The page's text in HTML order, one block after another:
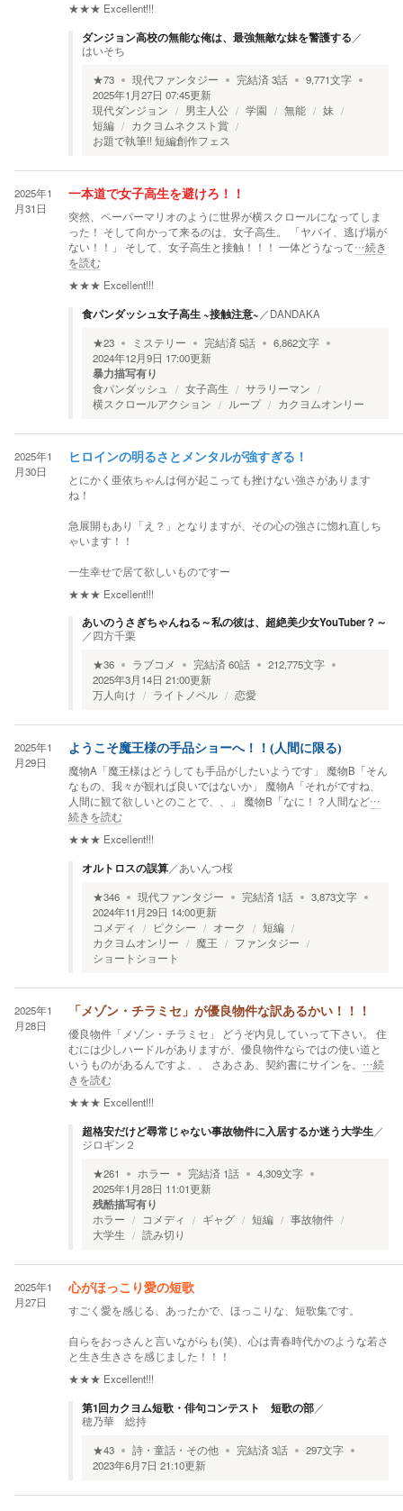
★★★ Excellent!!!
ダンジョン高校の無能な俺は、最強無敵な妹を警護する ／
はいそち
★73 現代ファンタジー 完結済3話 9,771文字
2025年1月27日 07:45更新
現代ダンジョン
男主人公 学園 無能
妹
短編
カクヨムネクスト賞
お題で執筆!! 短編創作フェス
2025年1
月31日
一本道で女子高生を避けろ！！
突然、ペーパーマリオのように世界が横スクロールになってしま
った！ そして向かって来るのは、女子高生。 「ヤバイ、逃げ場が
ない！！」 そして、女子高生と接触！！！ 一体どうなって…続き
を読む
★★★ Excellent!!!
食パンダッシュ女子高生 ~接触注意~ ／DANDAKA
★23 ミステリー 完結済5話 6,862文字
2024年12月9日 17:00更新
暴力描写有り
食パンダッシュ 女子高生
サラリーマン
横スクロールアクション
ループ カクヨムオンリー
2025年1
月30日
ヒロインの明るさとメンタルが強すぎる！
とにかく亜依ちゃんは何が起こっても挫けない強さがあります
ね！
急展開もあり「え？」となりますが、その心の強さに惚れ直しち
ゃいます！！
一生幸せで居て欲しいものですー
★★★ Excellent!!!
あいのうさぎちゃんねる～私の彼は、超絶美少女YouTuber？～
／四方千栗
★36 ラブコメ 完結済60話 212,775文字
2025年3月14日 21:00更新
万人向け
ライトノベル 恋愛
2025年1
月29日
ようこそ魔王様の手品ショーへ！！(人間に限る)
魔物A「魔王様はどうしても手品がしたいようです」 魔物B「そん
なもの、我々が観れば良いではないか」 魔物A「それがですね、
人間に観て欲しいとのことで、、」 魔物B「なに！？人間など…
続きを読む
★★★ Excellent!!!
オルトロスの誤算／あいんつ桜
★346 現代ファンタジー 完結済 1話 3,873文字
2024年11月29日 14:00更新
コメディ
ピクシー オーク
短編
カクヨムオンリー
魔王
ファンタジー
ショートショート
2025年1
月28日
「メゾン・チラミセ」が優良物件な訳あるかい！！！
優良物件「メゾン・チラミセ」 どうぞ内見していって下さい。 住
むには少しハードルがありますが、優良物件ならではの使い道と
いうものがあるんですよ、、 さあさあ、契約書にサインを。 …続
きを読む
★★★ Excellent!!!
超格安だけど尋常じゃない事故物件に入居するか迷う大学生／
ジロギン２
★261 ホラー 完結済 1話 4,309文字
2025年1月28日 11:01更新
残酷描写有り
ホラー コメディ ギャグ 短編
事故物件
大学生
読み切り
2025年1
月27日
心がほっこり愛の短歌
すごく愛を感じる、あったかで、ほっこりな、短歌集です。
自らをおっさんと言いながらも(笑)、心は青春時代かのような若さ
と生き生きさを感じました！！！
★★★ Excellent!!!
第1回カクヨム短歌・俳句コンテスト 短歌の部／
穂乃華 総持
★43 詩・童話・その他 完結済3話 297文字
2023年6月7日 21:10更新